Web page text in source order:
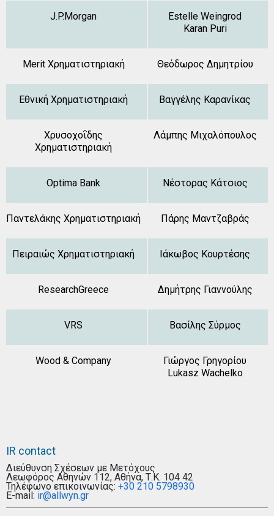
J.P.Morgan
Estelle Weingrod
Karan Puri
Merit Χρηματιστηριακή Θεόδωρος Δημητρίου
Εθνική Χρηματιστηριακή Βαγγέλης Καρανίκας
Χρυσοχοΐδης
Χρηματιστηριακή
Λάμπης Μιχαλόπουλος
Optima Bank Νέστορας Κάτσιος
Παντελάκης Χρηματιστηριακή Πάρης Μαντζαβράς
Πειραιώς Χρηματιστηριακή Ιάκωβος Κουρτέσης
ResearchGreece Δημήτρης Γιαννούλης
VRS Βασίλης Σύρμος
Wood & Company
Γιώργος Γρηγορίου
Lukasz Wachelko
IR contact
Διεύθυνση Σχέσεων με Μετόχους
Λεωφόρος Αθηνών 112, Αθήνα, Τ.Κ. 104 42
Τηλέφωνο επικοινωνίας: +30 210 5798930
E-mail: ir@allwyn.gr